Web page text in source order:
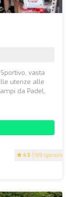
4.5 (199 opinioni)
vasta
utenze alle
da Padel,